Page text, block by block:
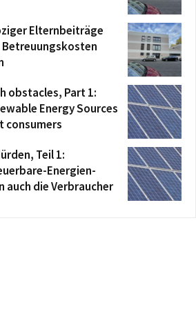
Elternbeiträge
obstacles, Part 1:
Energy Sources
consumers
Teil 1:
Energien-
auch die Verbraucher